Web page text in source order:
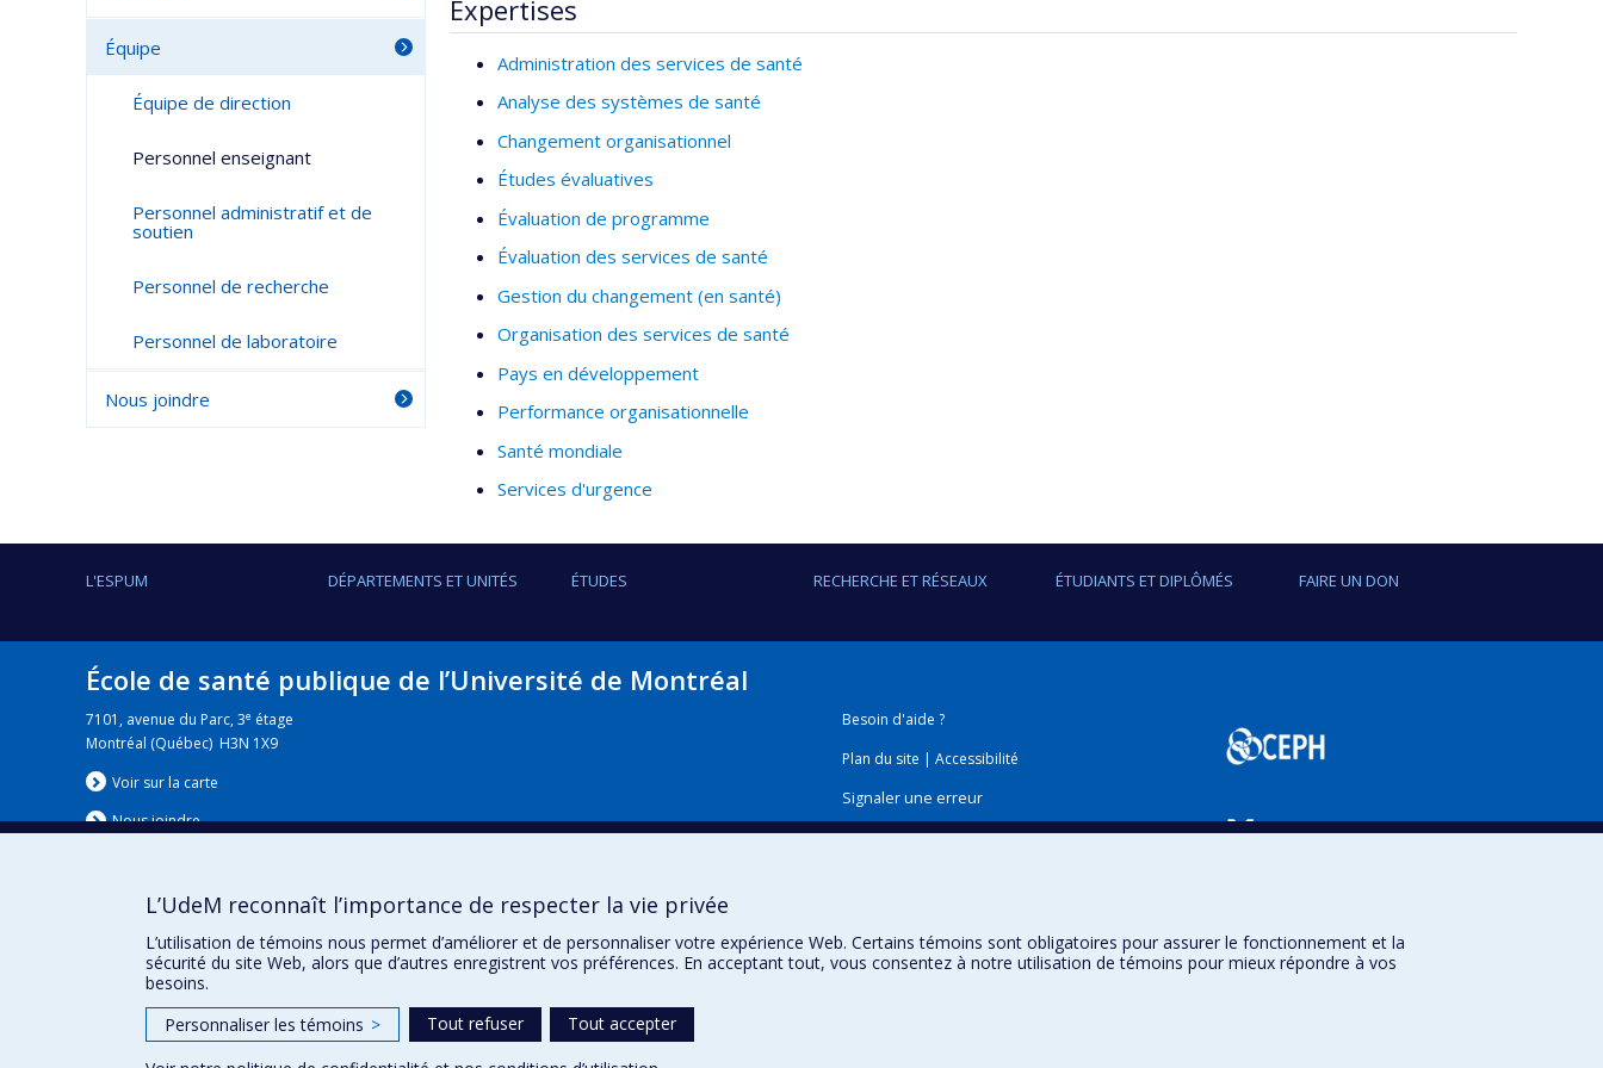
Expertises
Administration des services de santé
Analyse des systèmes de santé
Changement organisationnel
Études évaluatives
Évaluation de programme
Évaluation des services de santé
Gestion du changement (en santé)
Organisation des services de santé
Pays en développement
Performance organisationnelle
Santé mondiale
Services d'urgence
Équipe
Équipe de direction
Personnel enseignant
Personnel administratif et de
soutien
Personnel de recherche
Personnel de laboratoire
Nous joindre
L'ESPUM DÉPARTEMENTS ET UNITÉS ÉTUDES RECHERCHE ET RÉSEAUX ÉTUDIANTS ET DIPLÔMÉS FAIRE UN DON
École de santé publique de l’Université de Montréal
7101, avenue du Parc, 3e étage
Montréal (Québec) H3N 1X9
Voir sur la carte
Nous joindre
Nouvelles |Événement
Besoin d'aide ?
Plan du site |Accessibilité
Signaler une erreur
L’UdeM reconnaît l’importance de respecter la vie privée
L’utilisation de témoins nous permet d’améliorer et de personnaliser votre expérience Web. Certains témoins sont obligatoires pour assurer le fonctionnement et la
sécurité du site Web, alors que d’autres enregistrent vos préférences. En acceptant tout, vous consentez à notre utilisation de témoins pour mieux répondre à vos
besoins.
Personnaliser les témoins > Tout refuser
Tout accepter